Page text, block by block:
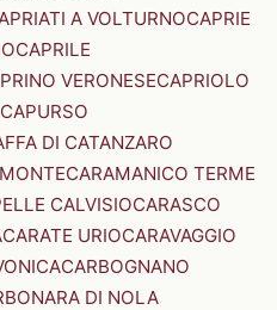
A VOLTURNOCAPRIE
CAPRILE
VERONESECAPRIOLO
CAPURSO
DI CATANZARO
CARAMANICO TERME
CALVISIOCARASCO
CARATE URIOCARAVAGGIO
CARBOGNANO
DI NOLA